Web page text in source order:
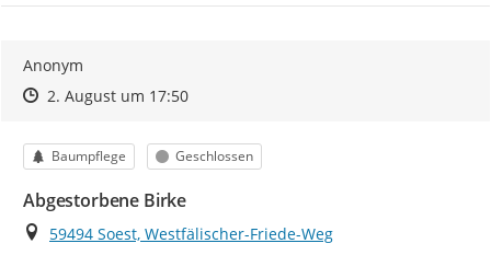
Anonym
Zeitpunkt des Erstellens
Zeitpunkt des Erstellens
2. August um 17:50Zur Äußerung
Kategorie
Baumpflege Status
Geschlossen
Abgestorbene Birke
Ort
59494 Soest, Westfälischer-Friede-Weg